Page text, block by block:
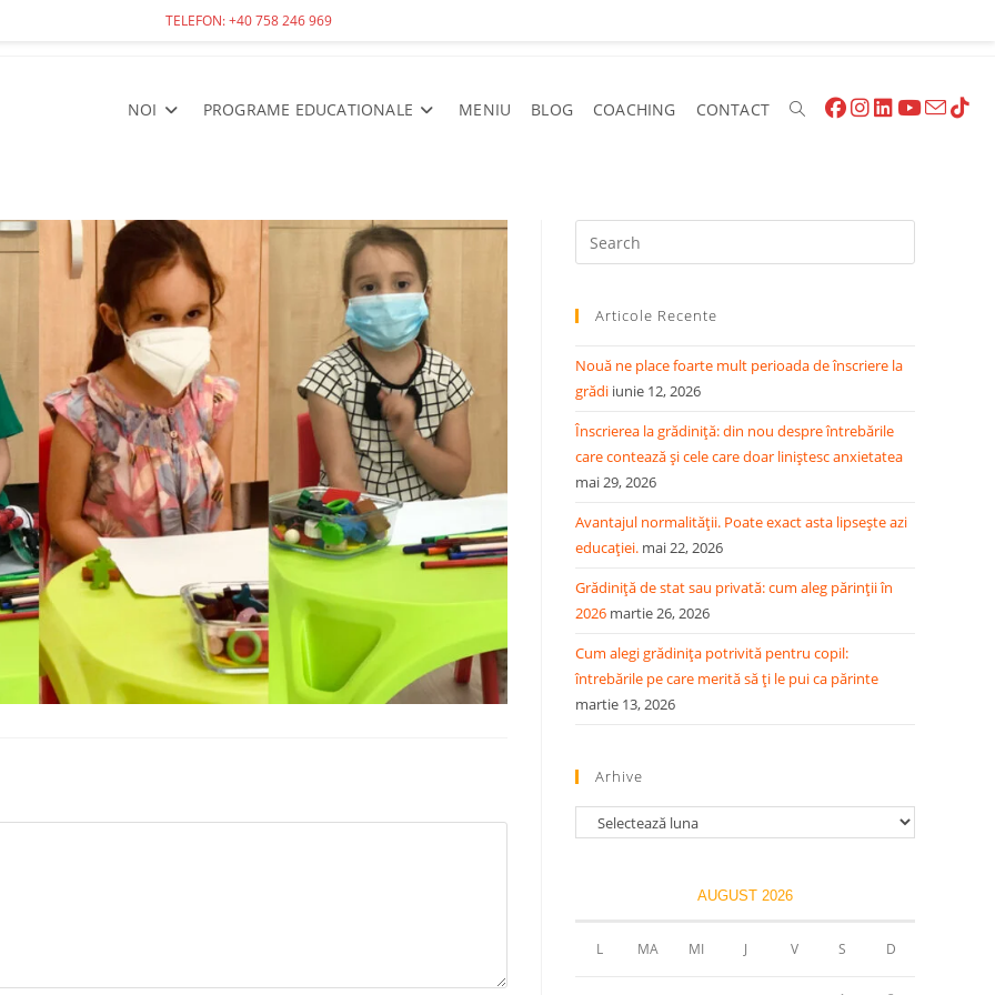
TELEFON: +40 758 246 969
NOI PROGRAME EDUCATIONALE MENIU BLOG COACHING CONTACT Toggle
Escape
Articole Recente
Nouă ne place foarte mult perioada de înscriere la
grădi iunie 12, 2026
Înscrierea la grădiniță: din nou despre întrebările
care contează și cele care doar liniștesc anxietatea
mai 29, 2026
Avantajul normalității. Poate exact asta lipsește azi
educației. mai 22, 2026
Grădiniță de stat sau privată: cum aleg părinții în
2026 martie 26, 2026
Cum alegi grădinița potrivită pentru copil:
întrebările pe care merită să ți le pui ca părinte
martie 13, 2026
Arhive
Arhive
AUGUST 2026
L MA MI J V S D